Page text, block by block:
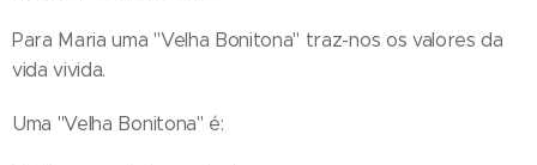
Para Maria uma "Velha Bonitona" traz-nos os valores da
vida vivida.
Uma "Velha Bonitona" é: